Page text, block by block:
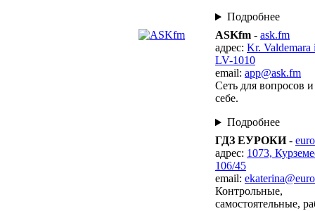
Подробнее
ASKfm - ask.fm
адрес: Kr. Valdemara
LV-1010
email: app@ask.fm
Сеть для вопросов
себе.
Подробнее
ГДЗ ЕУРОКИ-
адрес: 1073,
106/45
email:
Контрольные,
самостоятельные,